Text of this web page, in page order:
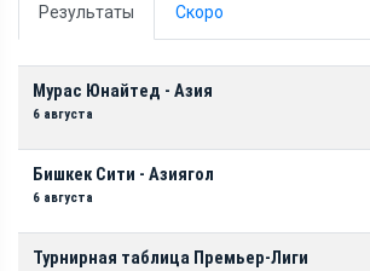
Результаты Скоро
Мурас Юнайтед - Азия
6 августа
Бишкек Сити - Азиягол
6 августа
Турнирная таблица Премьер-Лиги